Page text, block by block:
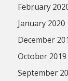
February
January 2020
December
October 2019
September